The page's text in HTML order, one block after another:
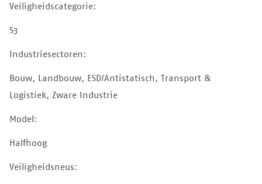
Veiligheidscategorie:
S3
Industriesectoren:
Bouw, Landbouw, ESD/Antistatisch, Transport &
Logistiek, Zware Industrie
Model:
Halfhoog
Veiligheidsneus: